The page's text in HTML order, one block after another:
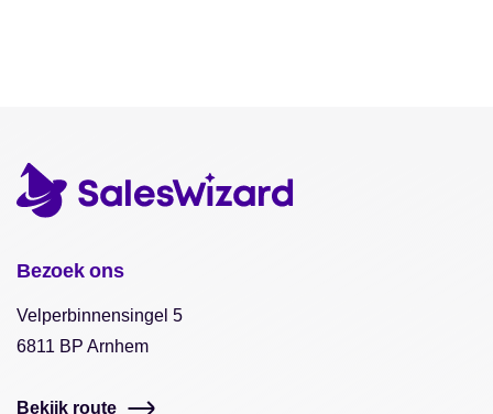
Bezoek ons
Velperbinnensingel 5
6811 BP Arnhem
Bekijk route